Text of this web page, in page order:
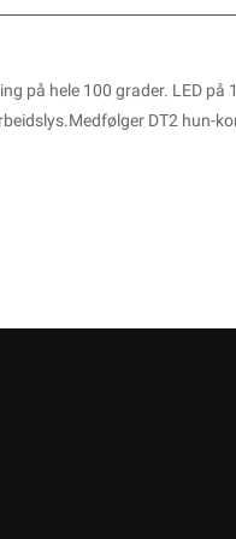
på hele 100 grader. LED på
DT2 hun-